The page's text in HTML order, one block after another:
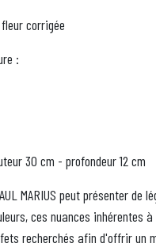
corrigée
:
30 cm - profondeur 12 cm
MARIUS peut présenter de
ces nuances inhérentes
recherchés afin d'offrir un